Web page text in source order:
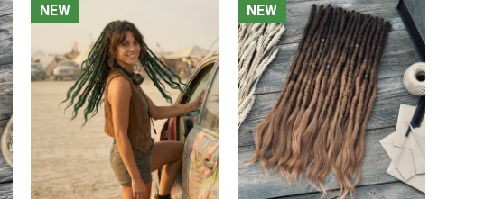
NEW
NEW NEW
NEW